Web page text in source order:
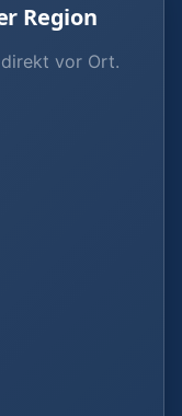
Region
vor Ort.